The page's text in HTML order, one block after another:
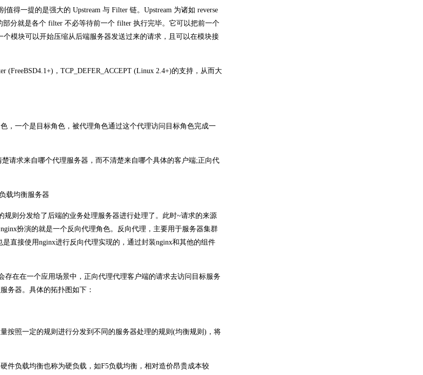
得一提的是强大的 Upstream 与 Filter 链。Upstream 为诸如 reverse
分就是各个 filter 不必等待前一个 filter 执行完毕。它可以把前一个
模块可以开始压缩从后端服务器发送过来的请求，且可以在模块接
(FreeBSD4.1+)，TCP_DEFER_ACCEPT (Linux 2.4+)的支持，从而大
，一个是目标角色，被代理角色通过这个代理访问目标角色完成一
请求来自哪个代理服务器，而不清楚来自哪个具体的客户端;正向代
则分发给了后端的业务处理服务器进行处理了。此时~请求的来源
扮演的就是一个反向代理角色。反向代理，主要用于服务器集群
直接使用nginx进行反向代理实现的，通过封装nginx和其他的组件
在在一个应用场景中，正向代理代理客户端的请求去访问目标服务
务器。具体的拓扑图如下：
按照一定的规则进行分发到不同的服务器处理的规则(均衡规则)，将
件负载均衡也称为硬负载，如F5负载均衡，相对造价昂贵成本较